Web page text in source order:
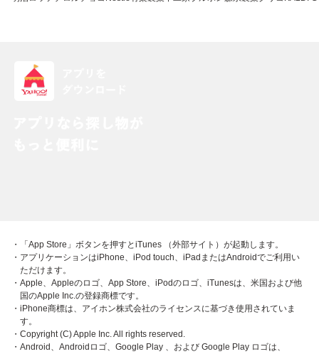
・「App Store」ボタンを押すとiTunes （外部サイト）が起動します。
・アプリケーションはiPhone、iPod touch、iPadまたはAndroidでご利用い
ただけます。
・Apple、Appleのロゴ、App Store、iPodのロゴ、iTunesは、米国および他
国のApple Inc.の登録商標です。
・iPhone商標は、アイホン株式会社のライセンスに基づき使用されていま
す。
・Copyright (C) Apple Inc. All rights reserved.
・Android、Androidロゴ、Google Play 、および Google Play ロゴは、